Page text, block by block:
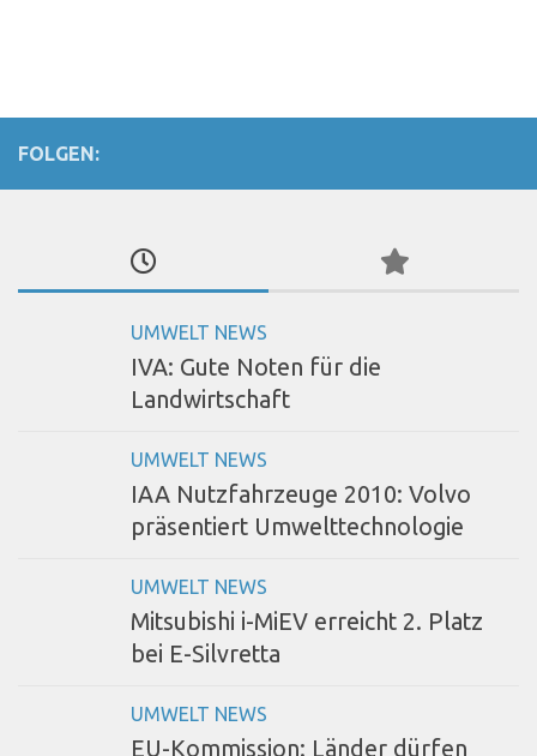
FOLGEN:
UMWELT NEWS
IVA: Gute Noten für die
Landwirtschaft
UMWELT NEWS
IAA Nutzfahrzeuge 2010: Volvo
präsentiert Umwelttechnologie
UMWELT NEWS
Mitsubishi i-MiEV erreicht 2. Platz
bei E-Silvretta
UMWELT NEWS
EU-Kommission: Länder dürfen